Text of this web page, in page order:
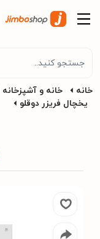
خانه خانه و آشپزخانه
یخچال فریزر دوقلو